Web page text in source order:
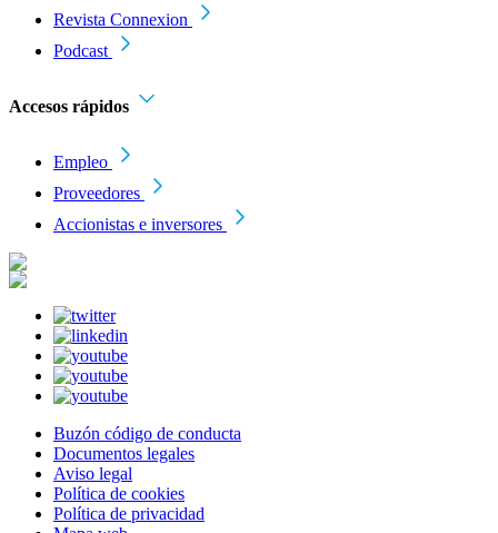
Revista Connexion
Podcast
Accesos rápidos
Empleo
Proveedores
Accionistas e inversores
Buzón código de conducta
Documentos legales
Aviso legal
Política de cookies
Política de privacidad